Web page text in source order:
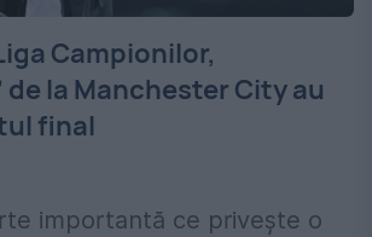
Campionilor,
de la Manchester City au
final
importantă ce privește o